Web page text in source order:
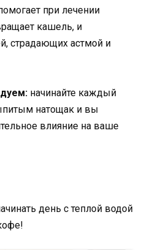
при лечении
кашель, и
страдающих астмой и
начинайте каждый
натощак и вы
влияние на ваше